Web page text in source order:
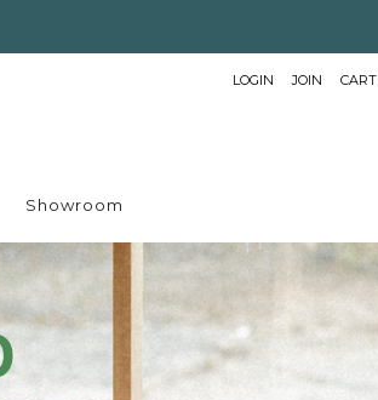
LOGIN JOIN CART
Showroom